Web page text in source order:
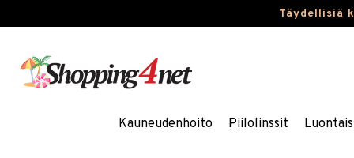
Täydellisiä
Kauneudenhoito Piilolinssit